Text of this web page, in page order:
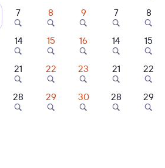
8,8
— Юрты
и прибытие по местному
16:22
8 августа
7 8 9
14 15 16
21 22 23
28 29 30
7 8
14 15
21 22
28 29